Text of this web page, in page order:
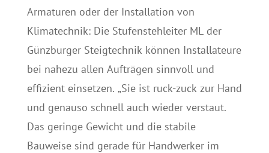
Armaturen oder der Installation von
Klimatechnik: Die Stufenstehleiter ML der
Günzburger Steigtechnik können Installateure
bei nahezu allen Aufträgen sinnvoll und
effizient einsetzen. „Sie ist ruck-zuck zur Hand
und genauso schnell auch wieder verstaut.
Das geringe Gewicht und die stabile
Bauweise sind gerade für Handwerker im